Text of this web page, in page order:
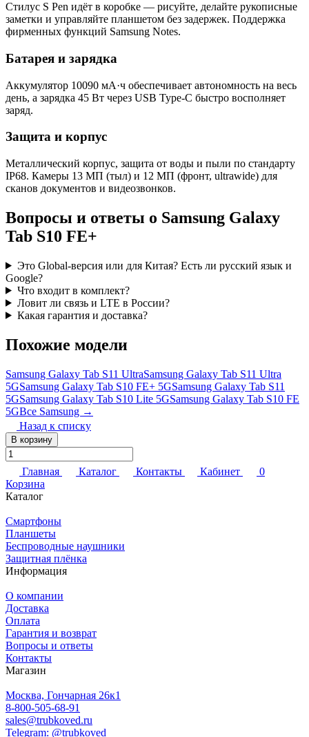
Стилус S Pen идёт в коробке — рисуйте, делайте рукописные
заметки и управляйте планшетом без задержек. Поддержка
фирменных функций Samsung Notes.
Батарея и зарядка
Аккумулятор 10090 мА·ч обеспечивает автономность на весь
день, а зарядка 45 Вт через USB Type-C быстро восполняет
заряд.
Защита и корпус
Металлический корпус, защита от воды и пыли по стандарту
IP68. Камеры 13 МП (тыл) и 12 МП (фронт, ultrawide) для
сканов документов и видеозвонков.
Вопросы и ответы о Samsung Galaxy
Tab S10 FE+
Это Global-версия или для Китая? Есть ли русский язык и
Google?
Что входит в комплект?
Ловит ли связь и LTE в России?
Какая гарантия и доставка?
Похожие модели
Samsung Galaxy Tab S11 UltraSamsung Galaxy Tab S11 Ultra
5GSamsung Galaxy Tab S10 FE+ 5GSamsung Galaxy Tab S11
5GSamsung Galaxy Tab S10 Lite 5GSamsung Galaxy Tab S10 FE
5GВсе Samsung →
Назад к списку
В корзину
Главная Каталог Контакты Кабинет
0
Корзина
Каталог
Смартфоны
Планшеты
Беспроводные наушники
Защитная плёнка
Информация
О компании
Доставка
Оплата
Гарантия и возврат
Вопросы и ответы
Контакты
Магазин
Москва, Гончарная 26к1
8-800-505-68-91
sales@trubkoved.ru
Telegram: @trubkoved